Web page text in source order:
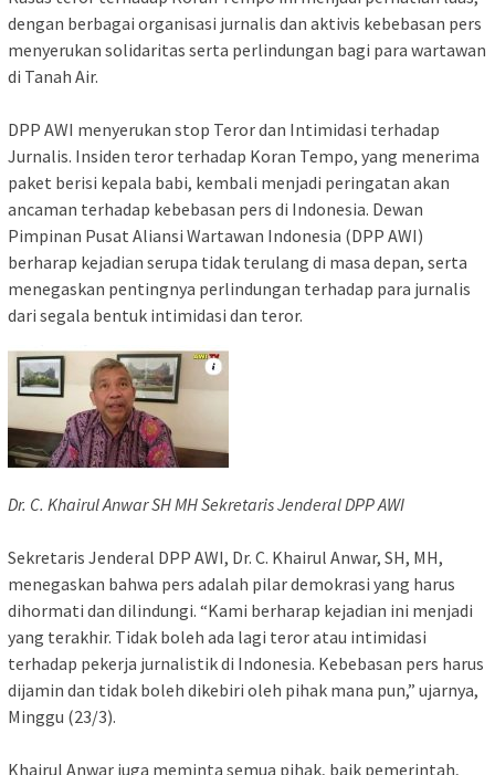
dengan berbagai organisasi jurnalis dan aktivis kebebasan pers
menyerukan solidaritas serta perlindungan bagi para wartawan
di Tanah Air.
DPP AWI menyerukan stop Teror dan Intimidasi terhadap
Jurnalis. Insiden teror terhadap Koran Tempo, yang menerima
paket berisi kepala babi, kembali menjadi peringatan akan
ancaman terhadap kebebasan pers di Indonesia. Dewan
Pimpinan Pusat Aliansi Wartawan Indonesia (DPP AWI)
berharap kejadian serupa tidak terulang di masa depan, serta
menegaskan pentingnya perlindungan terhadap para jurnalis
dari segala bentuk intimidasi dan teror.
Dr. C. Khairul Anwar SH MH Sekretaris Jenderal DPP AWI
Sekretaris Jenderal DPP AWI, Dr. C. Khairul Anwar, SH, MH,
menegaskan bahwa pers adalah pilar demokrasi yang harus
dihormati dan dilindungi. “Kami berharap kejadian ini menjadi
yang terakhir. Tidak boleh ada lagi teror atau intimidasi
terhadap pekerja jurnalistik di Indonesia. Kebebasan pers harus
dijamin dan tidak boleh dikebiri oleh pihak mana pun,” ujarnya,
Minggu (23/3).
Khairul Anwar juga meminta semua pihak, baik pemerintah,